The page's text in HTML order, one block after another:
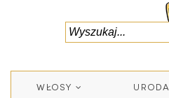
WŁOSY URODA